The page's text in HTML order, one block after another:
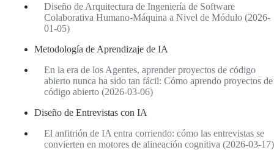
Diseño de Arquitectura de Ingeniería de Software
Colaborativa Humano-Máquina a Nivel de Módulo (2026-
01-05)
Metodología de Aprendizaje de IA
En la era de los Agentes, aprender proyectos de código
abierto nunca ha sido tan fácil: Cómo aprendo proyectos de
código abierto (2026-03-06)
Diseño de Entrevistas con IA
El anfitrión de IA entra corriendo: cómo las entrevistas se
convierten en motores de alineación cognitiva (2026-03-17)